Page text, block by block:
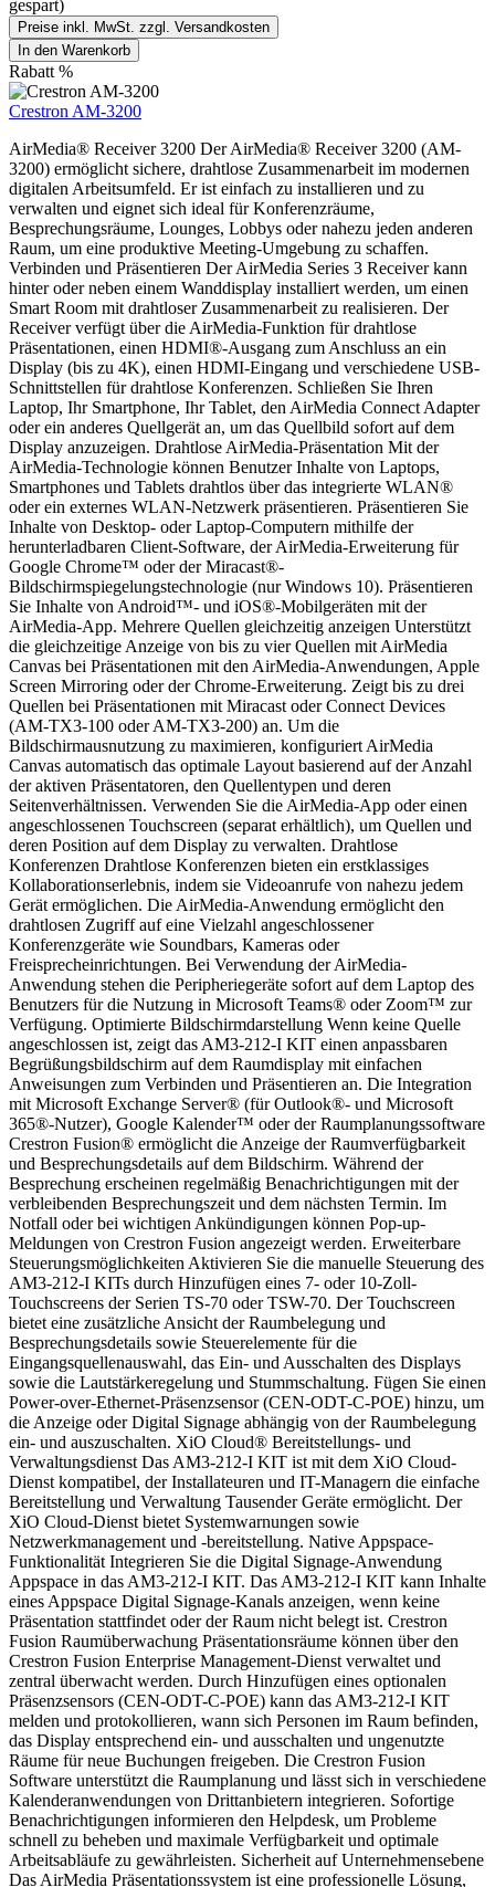
gespart)
Preise inkl. MwSt. zzgl. Versandkosten
In den Warenkorb
Rabatt %
Crestron AM-3200
AirMedia® Receiver 3200 Der AirMedia® Receiver 3200 (AM-
3200) ermöglicht sichere, drahtlose Zusammenarbeit im modernen
digitalen Arbeitsumfeld. Er ist einfach zu installieren und zu
verwalten und eignet sich ideal für Konferenzräume,
Besprechungsräume, Lounges, Lobbys oder nahezu jeden anderen
Raum, um eine produktive Meeting-Umgebung zu schaffen.
Verbinden und Präsentieren Der AirMedia Series 3 Receiver kann
hinter oder neben einem Wanddisplay installiert werden, um einen
Smart Room mit drahtloser Zusammenarbeit zu realisieren. Der
Receiver verfügt über die AirMedia-Funktion für drahtlose
Präsentationen, einen HDMI®-Ausgang zum Anschluss an ein
Display (bis zu 4K), einen HDMI-Eingang und verschiedene USB-
Schnittstellen für drahtlose Konferenzen. Schließen Sie Ihren
Laptop, Ihr Smartphone, Ihr Tablet, den AirMedia Connect Adapter
oder ein anderes Quellgerät an, um das Quellbild sofort auf dem
Display anzuzeigen. Drahtlose AirMedia-Präsentation Mit der
AirMedia-Technologie können Benutzer Inhalte von Laptops,
Smartphones und Tablets drahtlos über das integrierte WLAN®
oder ein externes WLAN-Netzwerk präsentieren. Präsentieren Sie
Inhalte von Desktop- oder Laptop-Computern mithilfe der
herunterladbaren Client-Software, der AirMedia-Erweiterung für
Google Chrome™ oder der Miracast®-
Bildschirmspiegelungstechnologie (nur Windows 10). Präsentieren
Sie Inhalte von Android™- und iOS®-Mobilgeräten mit der
AirMedia-App. Mehrere Quellen gleichzeitig anzeigen Unterstützt
die gleichzeitige Anzeige von bis zu vier Quellen mit AirMedia
Canvas bei Präsentationen mit den AirMedia-Anwendungen, Apple
Screen Mirroring oder der Chrome-Erweiterung. Zeigt bis zu drei
Quellen bei Präsentationen mit Miracast oder Connect Devices
(AM-TX3-100 oder AM-TX3-200) an. Um die
Bildschirmausnutzung zu maximieren, konfiguriert AirMedia
Canvas automatisch das optimale Layout basierend auf der Anzahl
der aktiven Präsentatoren, den Quellentypen und deren
Seitenverhältnissen. Verwenden Sie die AirMedia-App oder einen
angeschlossenen Touchscreen (separat erhältlich), um Quellen und
deren Position auf dem Display zu verwalten. Drahtlose
Konferenzen Drahtlose Konferenzen bieten ein erstklassiges
Kollaborationserlebnis, indem sie Videoanrufe von nahezu jedem
Gerät ermöglichen. Die AirMedia-Anwendung ermöglicht den
drahtlosen Zugriff auf eine Vielzahl angeschlossener
Konferenzgeräte wie Soundbars, Kameras oder
Freisprecheinrichtungen. Bei Verwendung der AirMedia-
Anwendung stehen die Peripheriegeräte sofort auf dem Laptop des
Benutzers für die Nutzung in Microsoft Teams® oder Zoom™ zur
Verfügung. Optimierte Bildschirmdarstellung Wenn keine Quelle
angeschlossen ist, zeigt das AM3-212-I KIT einen anpassbaren
Begrüßungsbildschirm auf dem Raumdisplay mit einfachen
Anweisungen zum Verbinden und Präsentieren an. Die Integration
mit Microsoft Exchange Server® (für Outlook®- und Microsoft
365®-Nutzer), Google Kalender™ oder der Raumplanungssoftware
Crestron Fusion® ermöglicht die Anzeige der Raumverfügbarkeit
und Besprechungsdetails auf dem Bildschirm. Während der
Besprechung erscheinen regelmäßig Benachrichtigungen mit der
verbleibenden Besprechungszeit und dem nächsten Termin. Im
Notfall oder bei wichtigen Ankündigungen können Pop-up-
Meldungen von Crestron Fusion angezeigt werden. Erweiterbare
Steuerungsmöglichkeiten Aktivieren Sie die manuelle Steuerung des
AM3-212-I KITs durch Hinzufügen eines 7- oder 10-Zoll-
Touchscreens der Serien TS-70 oder TSW-70. Der Touchscreen
bietet eine zusätzliche Ansicht der Raumbelegung und
Besprechungsdetails sowie Steuerelemente für die
Eingangsquellenauswahl, das Ein- und Ausschalten des Displays
sowie die Lautstärkeregelung und Stummschaltung. Fügen Sie einen
Power-over-Ethernet-Präsenzsensor (CEN-ODT-C-POE) hinzu, um
die Anzeige oder Digital Signage abhängig von der Raumbelegung
ein- und auszuschalten. XiO Cloud® Bereitstellungs- und
Verwaltungsdienst Das AM3-212-I KIT ist mit dem XiO Cloud-
Dienst kompatibel, der Installateuren und IT-Managern die einfache
Bereitstellung und Verwaltung Tausender Geräte ermöglicht. Der
XiO Cloud-Dienst bietet Systemwarnungen sowie
Netzwerkmanagement und -bereitstellung. Native Appspace-
Funktionalität Integrieren Sie die Digital Signage-Anwendung
Appspace in das AM3-212-I KIT. Das AM3-212-I KIT kann Inhalte
eines Appspace Digital Signage-Kanals anzeigen, wenn keine
Präsentation stattfindet oder der Raum nicht belegt ist. Crestron
Fusion Raumüberwachung Präsentationsräume können über den
Crestron Fusion Enterprise Management-Dienst verwaltet und
zentral überwacht werden. Durch Hinzufügen eines optionalen
Präsenzsensors (CEN-ODT-C-POE) kann das AM3-212-I KIT
melden und protokollieren, wann sich Personen im Raum befinden,
das Display entsprechend ein- und ausschalten und ungenutzte
Räume für neue Buchungen freigeben. Die Crestron Fusion
Software unterstützt die Raumplanung und lässt sich in verschiedene
Kalenderanwendungen von Drittanbietern integrieren. Sofortige
Benachrichtigungen informieren den Helpdesk, um Probleme
schnell zu beheben und maximale Verfügbarkeit und optimale
Arbeitsabläufe zu gewährleisten. Sicherheit auf Unternehmensebene
Das AirMedia Präsentationssystem ist eine professionelle Lösung,